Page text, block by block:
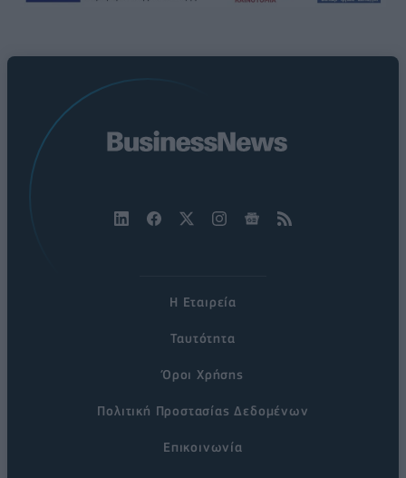
Η Εταιρεία
Ταυτότητα
Όροι Χρήσης
Πολιτική Προστασίας Δεδομένων
Επικοινωνία